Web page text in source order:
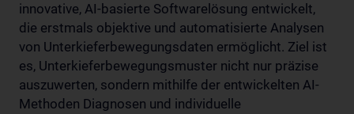
innovative, AI-basierte Softwarelösung entwickelt,
die erstmals objektive und automatisierte Analysen
von Unterkieferbewegungsdaten ermöglicht. Ziel ist
es, Unterkieferbewegungsmuster nicht nur präzise
auszuwerten, sondern mithilfe der entwickelten AI-
Methoden Diagnosen und individuelle